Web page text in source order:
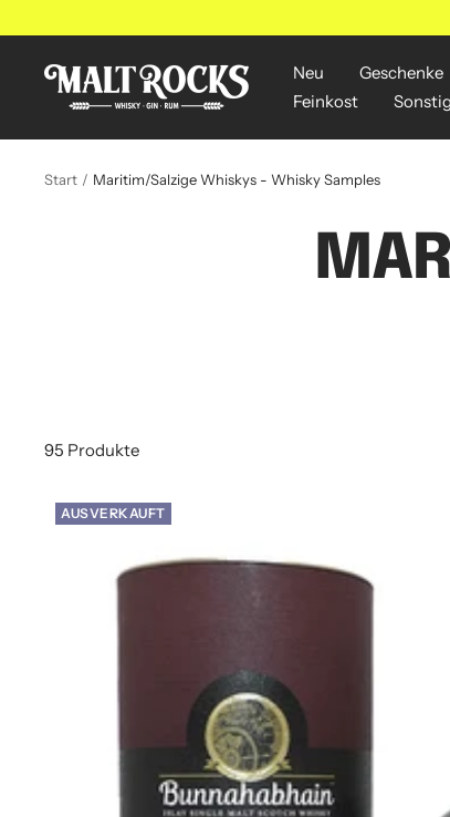
zum
Neu Geschenke
Feinkost
MALT
ROCKS
Start Maritim/Salzige Whiskys - Whisky Samples
95 Produkte
AUSVERKAUFT